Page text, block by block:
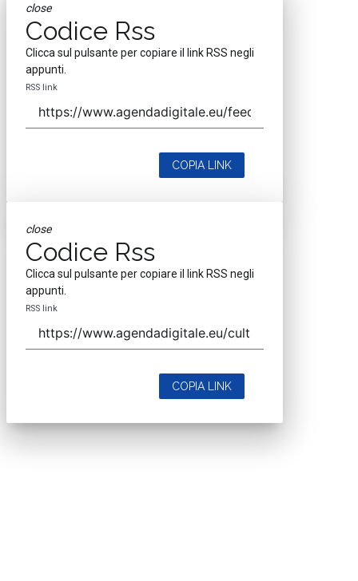
close
Codice Rss
Clicca sul pulsante per copiare il link RSS negli
appunti.
RSS link
COPIA LINK
close
Codice Rss
Clicca sul pulsante per copiare il link RSS negli
appunti.
RSS link
COPIA LINK